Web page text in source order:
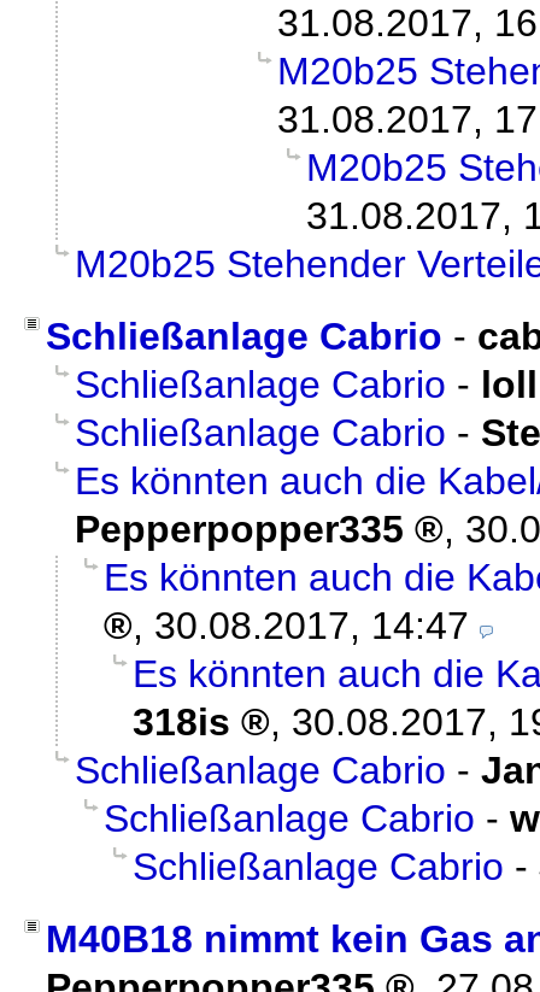
31.08.2017,
M20b25
31.08.2017,
M20b25
31.08.2017,
M20b25 Stehender
Schließanlage Cabrio -
Schließanlage Cabrio -
Schließanlage Cabrio -
Es könnten auch die
Pepperpopper335
,
Es könnten auch die
, 30.08.2017, 14:47
Es könnten auch die
318is
, 30.08.2017,
Schließanlage Cabrio -
Schließanlage Cabrio -
Schließanlage Cabrio -
M40B18 nimmt kein Gas